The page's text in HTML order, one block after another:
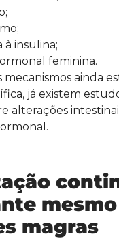
à insulina;
feminina.
ainda
já existem
alterações
magras